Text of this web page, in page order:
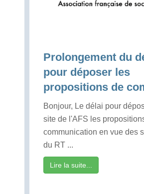
Prolongement du
pour déposer les
propositions de
Bonjour, Le délai pour
site de l'AFS les
communication en vue des
du RT ...
Lire la suite...